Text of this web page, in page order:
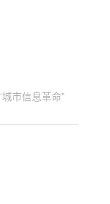
市信息革命”